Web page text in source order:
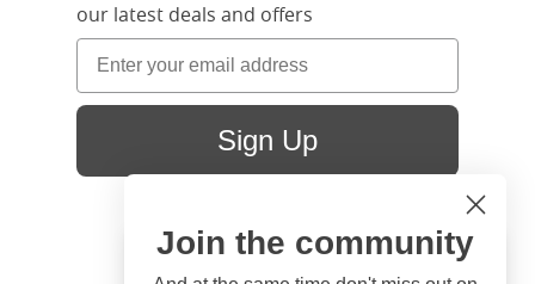
our latest deals and offers
Sign Up
Hi
Close
Join the community